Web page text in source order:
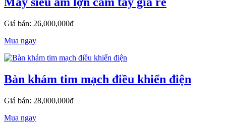
Giá bán: 26,000,000đ
Mua ngay
Bàn khám tim mạch điều khiển điện
Giá bán: 28,000,000đ
Mua ngay